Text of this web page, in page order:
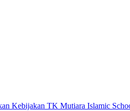
Kebijakan TK Mutiara Islamic